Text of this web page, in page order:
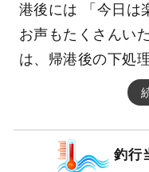
港後には 「今日は
お声もたくさんい
は、帰港後の下処
釣行